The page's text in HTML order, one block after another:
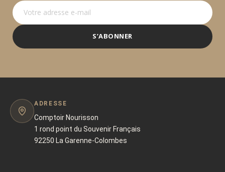
S’ABONNER
ADRESSE
Comptoir Nourisson
1 rond point du Souvenir Français
92250 La Garenne-Colombes